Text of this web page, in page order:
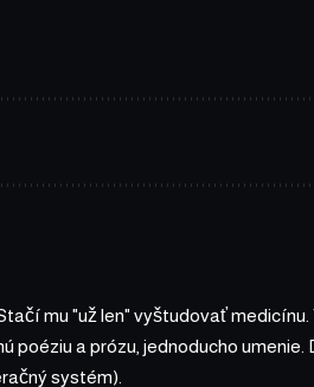
mu "už len" vyštudovať
a prózu, jednoducho
systém).